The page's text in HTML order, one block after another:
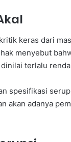
keras dari
menyebut
terlalu
spesifikasi
akan adanya